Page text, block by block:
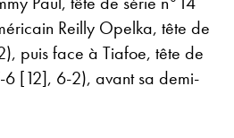
Reilly Opelka, tête de
puis face à Tiafoe, tête de
[12], 6-2), avant sa demi-